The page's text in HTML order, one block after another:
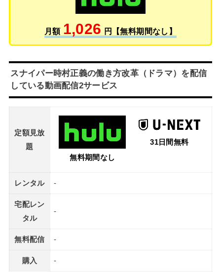
月額 1,026 円【無料期間なし】
スナイパー時村正義の働き方改革（ドラマ）を配信
している動画配信2サービス
定額見放
題
無料期間なし
31日間無料
レンタル -
宅配レン
タル
-
無料配信 -
購入 -